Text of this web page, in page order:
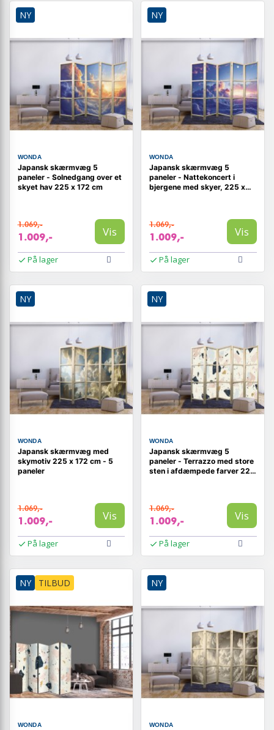
NY
WONDA
Japansk skærmvæg 5
paneler - Solnedgang over et
skyet hav 225 x 172 cm
1.069,-
1.009,- Vis
På lager
NY
WONDA
Japansk skærmvæg 5
paneler - Nattekoncert i
bjergene med skyer, 225 x
1.069,-
1.009,- Vis
På lager
NY
WONDA
Japansk skærmvæg med
skymotiv 225 x 172 cm - 5
paneler
1.069,-
1.009,- Vis
På lager
NY
WONDA
Japansk skærmvæg 5
paneler - Terrazzo med store
sten i afdæmpede farver 225
1.069,-
1.009,- Vis
På lager
NY TILBUD
WONDA
NY
WONDA